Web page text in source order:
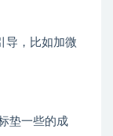
导，比如加微
垫一些的成